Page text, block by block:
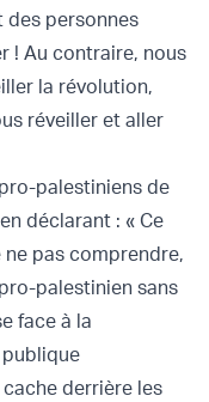
des personnes
! Au contraire, nous
la révolution,
réveiller et aller
palestiniens de
déclarant : « Ce
pas comprendre,
palestinien sans
face à la
derrière les